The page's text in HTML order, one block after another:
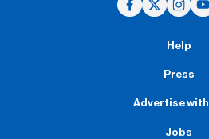
Help
Press
Advertise with
Jobs